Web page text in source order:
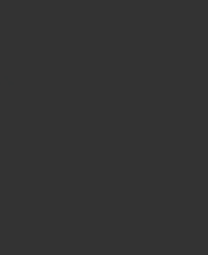
GLOW COLOR STICK チャビーリップ